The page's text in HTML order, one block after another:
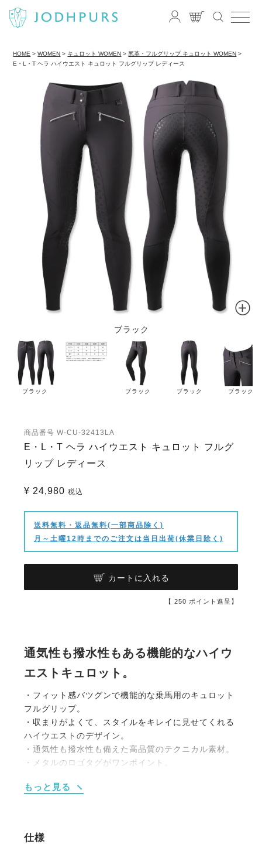
HOME WOMEN キュロット WOMEN
尻革・フルグリップ キュロット WOMEN
E・L・T ヘラ ハイウエスト キュロット フルグリップ レディース
ブラック
ブラック ブラック ブラック ブラック
商品番号 W-CU-32413LA
E・L・T ヘラ ハイウエスト キュロット フルグ
リップ レディース
¥ 24,980 税込
送料無料・返品無料(一部商品除く)
月～土曜12時までのご注文は当日出荷(休業日除く)
カートに入れる
【 250 ポイント進呈】
通気性も撥水性もある機能的なハイウ
エストキュロット。
・フィット感バツグンで機能的な乗馬用のキュロット
フルグリップ。
・収まりがよくて、スタイルをキレイに見せてくれる
ハイウエストのデザイン。
・通気性も撥水性も備えた高品質のテクニカル素材。
・メタルのロゴタグがワンポイント。
・ジップ付きポケット：フロント2ヶ所、サイドに1ヶ
もっと見る
仕様